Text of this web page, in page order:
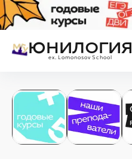
ЮНИЛОГИЯ
ex. Lomonosov School